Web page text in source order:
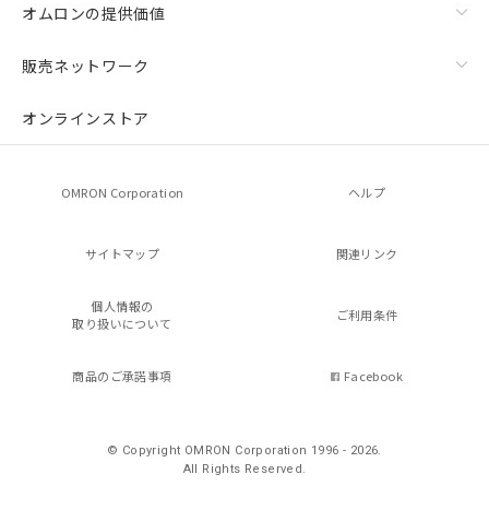
オムロンの提供価値
販売ネットワーク
オンラインストア
OMRON Corporation ヘルプ
サイトマップ 関連リンク
個人情報の
取り扱いについて
ご利用条件
商品のご承諾事項 Facebook
© Copyright OMRON Corporation 1996 - 2026.
All Rights Reserved.